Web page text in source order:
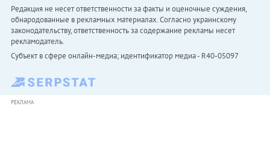
Редакция не несет ответственности за факты и оценочные суждения,
обнародованные в рекламных материалах. Согласно украинскому
законодательству, ответственность за содержание рекламы несет
рекламодатель.
Субъект в сфере онлайн-медиа; идентификатор медиа - R40-05097
РЕКЛАМА